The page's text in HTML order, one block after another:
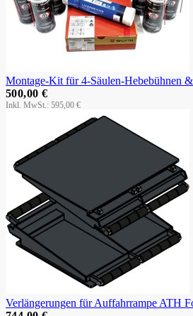
Montage-Kit für 4-Säulen-Hebebühnen
595,00 €
500,00 €
Verlängerungen für Auffahrrampe ATH